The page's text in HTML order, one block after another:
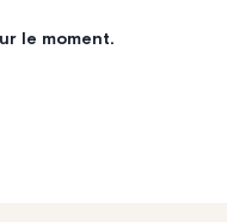
le moment.